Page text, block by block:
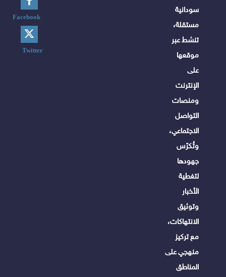
سودانية
مستقلة،
تنشط عبر
موقعها
على
الإنترنت
ومنصات
التواصل
الاجتماعي،
وتُكرّس
جهودها
لتغطية
الأخبار
وتوثيق
الانتهاكات،
مع تركيز
منهجي على
المناطق
Facebook
Twitter